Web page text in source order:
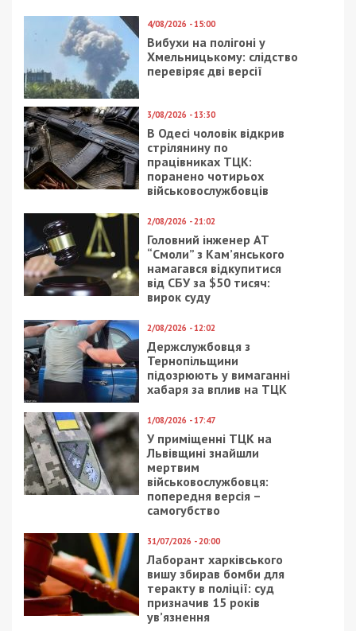
готовы к борьбе со
снегом
21/09/2024 - 12:55
Дніпро: комунальники
ліквідовують наслідки
24/08/2020 - 13:57
зарабатывал на
мусоре в Днепре
7/08/2026 - 13:30
Лікар з Дніпропетровщини організував схему